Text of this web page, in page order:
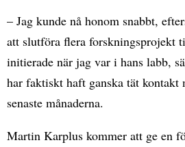
– Jag kunde nå honom snabbt,
att slutföra flera forskningsprojekt
initierade när jag var i hans labb,
har faktiskt haft ganska tät kontakt
senaste månaderna.
Martin Karplus kommer att ge en